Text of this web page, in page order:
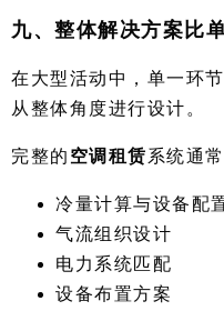
九、整体解决方案比
在大型活动中，单一环
从整体角度进行设计。
完整的 空调租赁系统通
冷量计算与设备配
气流组织设计
电力系统匹配
设备布置方案